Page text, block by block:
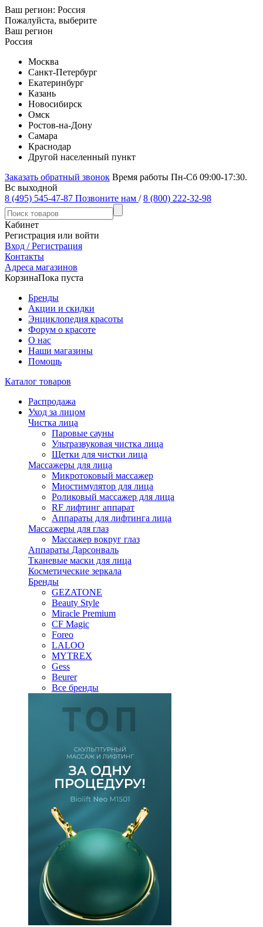
Ваш регион: Россия
Пожалуйста, выберите
Ваш регион
Россия
Москва
Санкт-Петербург
Екатеринбург
Казань
Новосибирск
Омск
Ростов-на-Дону
Самара
Краснодар
Другой населенный пункт
Заказать обратный звонок Время работы Пн-Сб 09:00-17:30.
Вс выходной
8 (495) 545-47-87 Позвоните нам / 8 (800) 222-32-98
Кабинет
Регистрация или войти
Вход / Регистрация
Контакты
Адреса магазинов
КорзинаПока пуста
Бренды
Акции и скидки
Энциклопедия красоты
Форум о красоте
О нас
Наши магазины
Помощь
Каталог товаров
Распродажа
Уход за лицом
Чистка лица
Паровые сауны
Ультразвуковая чистка лица
Щетки для чистки лица
Массажеры для лица
Микротоковый массажер
Миостимулятор для лица
Роликовый массажер для лица
RF лифтинг аппарат
Аппараты для лифтинга лица
Массажеры для глаз
Массажер вокруг глаз
Аппараты Дарсонваль
Тканевые маски для лица
Косметические зеркала
Бренды
GEZATONE
Beauty Style
Miracle Premium
CF Magic
Foreo
LALOO
MYTREX
Gess
Beurer
Все бренды